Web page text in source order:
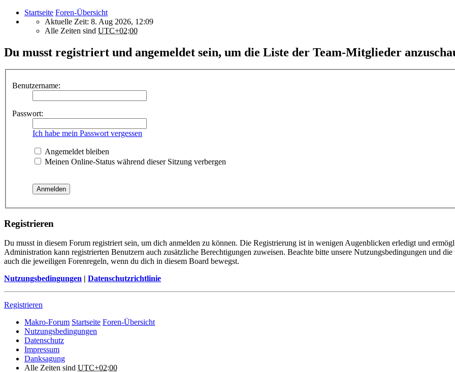
Startseite Foren-Übersicht
Aktuelle Zeit: 8. Aug 2026, 12:09
Alle Zeiten sind UTC+02:00
Du musst registriert und angemeldet sein, um die Liste der Team-Mitglieder
Benutzername:
Passwort:
Ich habe mein Passwort vergessen
Angemeldet bleiben
Meinen Online-Status während dieser Sitzung verbergen
Registrieren
Du musst in diesem Forum registriert sein, um dich anmelden zu können. Die Registrierung ist in wenigen Augenblicken erledigt und
Administration kann registrierten Benutzern auch zusätzliche Berechtigungen zuweisen. Beachte bitte unsere Nutzungsbedingungen und
auch die jeweiligen Forenregeln, wenn du dich in diesem Board bewegst.
Nutzungsbedingungen | Datenschutzrichtlinie
Registrieren
Makro-Forum Startseite Foren-Übersicht
Nutzungsbedingungen
Datenschutz
Impressum
Danksagung
Alle Zeiten sind UTC+02:00